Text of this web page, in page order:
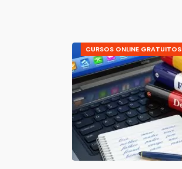
CURSOS ONLINE GRATUITOS